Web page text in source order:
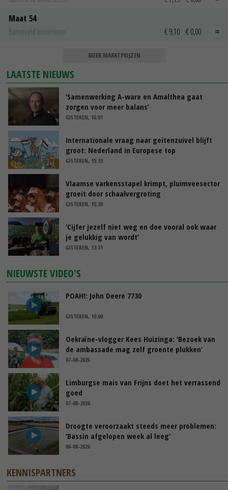
Maat 54
Barneveld kooieieren
€ 9,10 € 0,00
MEER MARKTPRIJZEN
LAATSTE NIEUWS
‘Samenwerking A-ware en Amalthea gaat
zorgen voor meer balans’
GISTEREN, 16:01
Internationale vraag naar geitenzuivel blijft
groot: Nederland in Europese top
GISTEREN, 15:33
Vlaamse varkensstapel krimpt, pluimveesector
groeit door schaalvergroting
GISTEREN, 15:20
‘Cijfer jezelf niet weg en doe vooral ook waar
je gelukkig van wordt’
GISTEREN, 13:31
NIEUWSTE VIDEO'S
POAH!: John Deere 7730
GISTEREN, 10:00
Oekraïne-vlogger Kees Huizinga: ‘Bezoek van
de ambassade mag zelf groente plukken’
07-08-2026
Limburgse mais van Frijns doet het verrassend
goed
07-08-2026
Droogte veroorzaakt steeds meer problemen:
‘Bassin afgelopen week al leeg’
06-08-2026
KENNISPARTNERS